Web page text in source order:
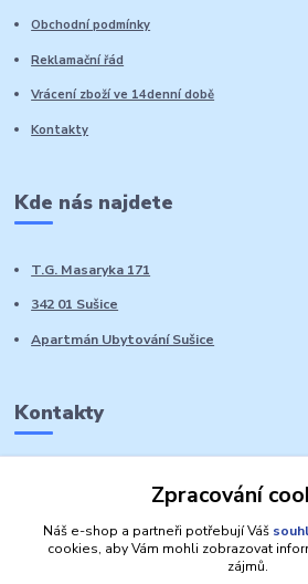
Obchodní podmínky
Reklamační řád
Vrácení zboží ve 14denní době
Kontakty
Kde nás najdete
T.G. Masaryka 171
342 01 Sušice
Apartmán Ubytování Sušice
Kontakty
Zpracování
Náš e-shop a partneři potřebují Váš
cookies, aby Vám mohli zobrazovat
zájmů.